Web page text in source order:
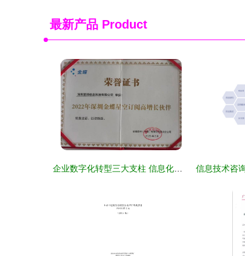
最新产品 Product